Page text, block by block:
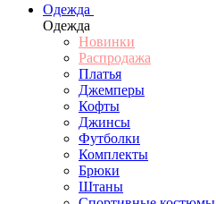
Одежда
Одежда
Новинки
Распродажа
Платья
Джемперы
Кофты
Джинсы
Футболки
Комплекты
Брюки
Штаны